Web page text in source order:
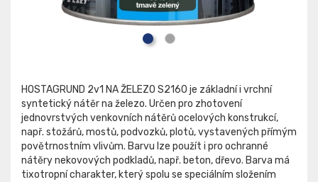
HOSTAGRUND 2v1 NA ŽELEZO S2160 je základní i vrchní
syntetický nátěr na železo. Určen pro zhotovení
jednovrstvých venkovních nátěrů ocelových konstrukcí,
např. stožárů, mostů, podvozků, plotů, vystavených přímým
povětrnostním vlivům. Barvu lze použít i pro ochranné
nátěry nekovových podkladů, např. beton, dřevo. Barva má
tixotropní charakter, který spolu se speciálním složením